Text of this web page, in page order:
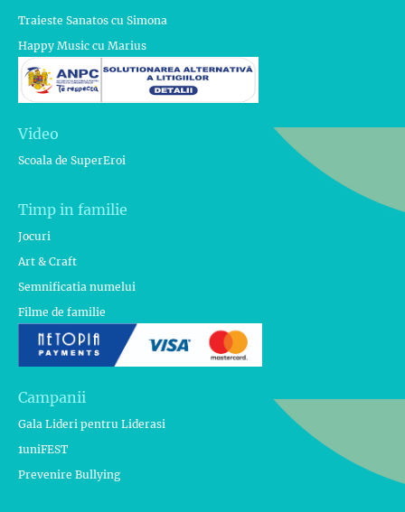
Traieste Sanatos cu Simona
Happy Music cu Marius
Video
Scoala de SuperEroi
Timp in familie
Jocuri
Art & Craft
Semnificatia numelui
Filme de familie
Campanii
Gala Lideri pentru Liderasi
1uniFEST
Prevenire Bullying